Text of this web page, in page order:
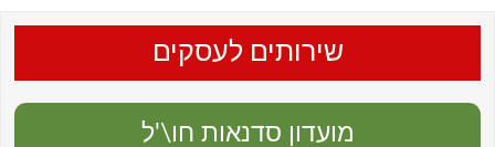
שירותים לעסקים
מועדון סדנאות חו\'ל